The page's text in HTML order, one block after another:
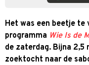
Het was een beetje te
programma Wie Is de
de zaterdag. Bijna 2,5
zoektocht naar de